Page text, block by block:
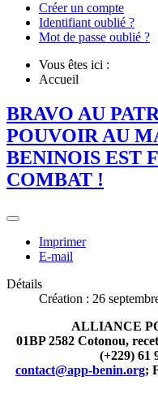
Créer un compte
Identifiant oublié ?
Mot de passe oublié ?
Vous êtes ici :
Accueil
BRAVO AU
POUVOIR AU
BENINOIS EST
COMBAT !
Imprimer
E-mail
Détails
Création : 26
ALLIANCE
01BP 2582 Cotonou,
(+229) 61
contact@app-benin.org;